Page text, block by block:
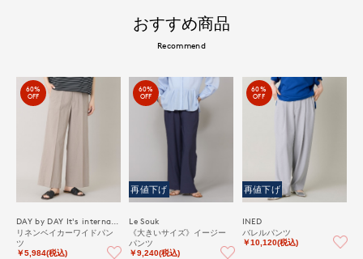
おすすめ商品
Recommend
60%
OFF
リネンベイカーワイドパン
ツ
￥5,984(税込)
60%
OFF
再値下げ
Le Souk
《大きいサイズ》イージー
パンツ
￥9,240(税込)
60%
OFF
再値下げ
INED
バレルパンツ
￥10,120(税込)